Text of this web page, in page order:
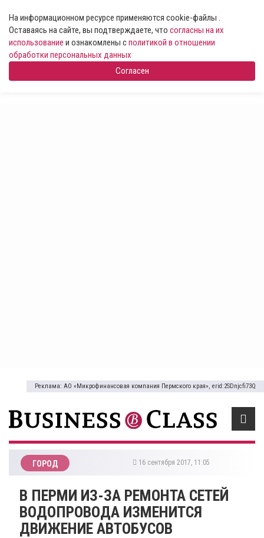
На информационном ресурсе применяются cookie-файлы .
Оставаясь на сайте, вы подтверждаете, что согласны на их
использование и ознакомлены сполитикой в отношении
обработки персональных данных
Согласен
Реклама: АО «Микрофинансовая компания Пермского края», erid:2SDnjcfi73Q
ГОРОД 16 сентября 2017, 11:05
В ПЕРМИ ИЗ-ЗА РЕМОНТА СЕТЕЙ
ВОДОПРОВОДА ИЗМЕНИТСЯ
ДВИЖЕНИЕ АВТОБУСОВ‍